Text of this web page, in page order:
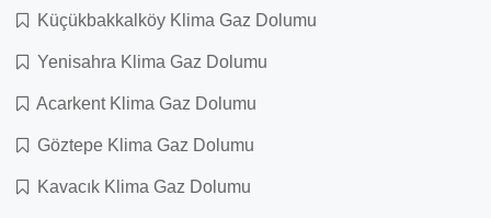
Küçükbakkalköy Klima Gaz Dolumu
Yenisahra Klima Gaz Dolumu
Acarkent Klima Gaz Dolumu
Göztepe Klima Gaz Dolumu
Kavacık Klima Gaz Dolumu